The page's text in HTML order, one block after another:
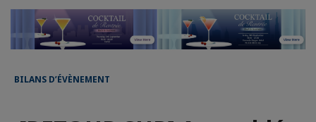
BILANS D’ÉVÈNEMENT